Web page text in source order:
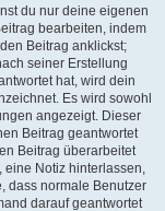
du nur deine eigenen
bearbeiten, indem
Beitrag anklickst;
seiner Erstellung
hat, wird dein
Es wird sowohl
angezeigt. Dieser
Beitrag geantwortet
Beitrag überarbeitet
eine Notiz hinterlassen,
dass normale Benutzer
darauf geantwortet